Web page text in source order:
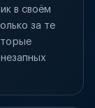
в своём
за те